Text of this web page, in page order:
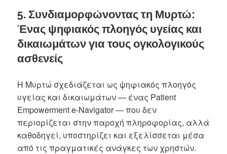
5. Συνδιαμορφώνοντας τη Μυρτώ:
Ένας ψηφιακός πλοηγός υγείας και
δικαιωμάτων για τους ογκολογικούς
ασθενείς
Η Μυρτώ σχεδιάζεται ως ψηφιακός πλοηγός
υγείας και δικαιωμάτων — ένας Patient
Empowerment e-Navigator — που δεν
περιορίζεται στην παροχή πληροφορίας, αλλά
καθοδηγεί, υποστηρίζει και εξελίσσεται μέσα
από τις πραγματικές ανάγκες των χρηστών.